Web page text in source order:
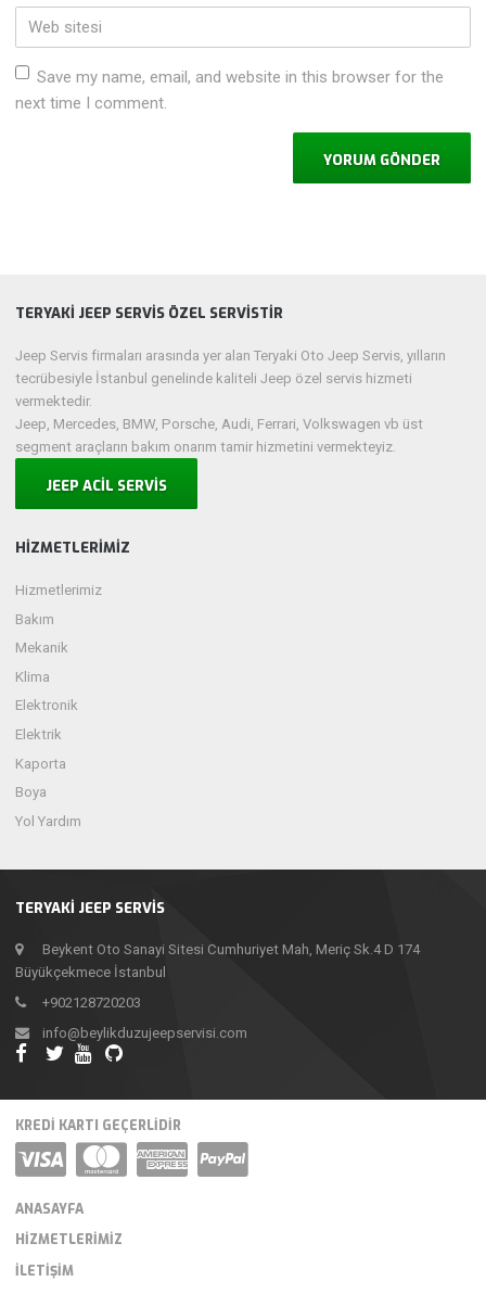
Adresi*
Web
sitesi
Save my name, email, and website in this browser for the
next time I comment.
TERYAKİ JEEP SERVİS
Beykent Oto Sanayi Sitesi Cumhuriyet Mah, Meriç Sk.4 D 174
Büyükçekmece İstanbul
+902128720203
info@beylikduzujeepservisi.com
TERYAKİ JEEP SERVİS ÖZEL SERVİSTİR
Jeep Servis firmaları arasında yer alan Teryaki Oto Jeep Servis, yılların
tecrübesiyle İstanbul genelinde kaliteli Jeep özel servis hizmeti
vermektedir.
Jeep, Mercedes, BMW, Porsche, Audi, Ferrari, Volkswagen vb üst
segment araçların bakım onarım tamir hizmetini vermekteyiz.
JEEP ACİL SERVİS
HIZMETLERIMIZ
Hizmetlerimiz
Bakım
Mekanik
Klima
Elektronik
Elektrik
Kaporta
Boya
Yol Yardım
KREDI KARTI GEÇERLIDIR
ANASAYFA
HIZMETLERIMIZ
İLETIŞIM